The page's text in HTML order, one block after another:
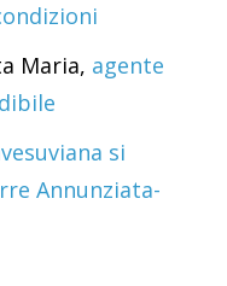
Maria, agente
si
Annunziata-